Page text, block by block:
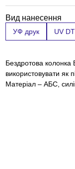
Вид нанесення
УФ друк UV
Бездротова
використовувати як
Матеріал – АБС,